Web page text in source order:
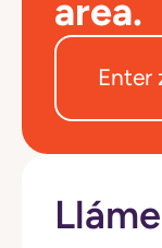
area.